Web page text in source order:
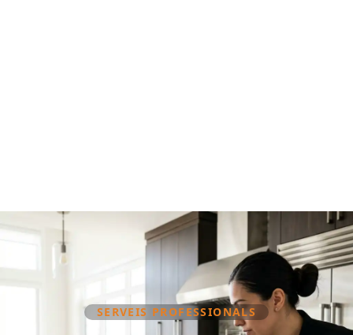
SERVEIS PROFESSIONALS